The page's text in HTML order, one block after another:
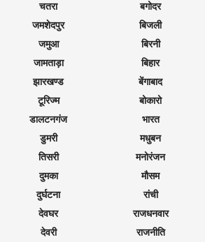
चतरा
जमशेदपुर
जमुआ
जामताड़ा
झारखण्ड
टूरिज्म
डालटनगंज
डुमरी
तिसरी
दुमका
दुर्घटना
देवघर
देवरी
बगोदर
बिजली
बिरनी
बिहार
बेंगाबाद
बोकारो
भारत
मधुबन
मनोरंजन
मौसम
रांची
राजधनवार
राजनीति